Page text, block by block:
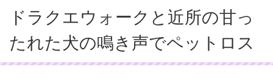
ドラクエウォークと近所の甘っ
たれた犬の鳴き声でペットロス